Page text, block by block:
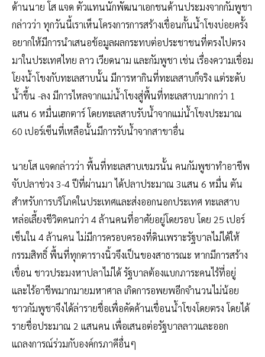
ด้านนาย โส แจด ตัวแทนนักพัฒนาเอกชนด้านประมงจากกัมพูชา
กล่าวว่า ทุกวันนี้เราเห็นโครงการการสร้างเขื่อนกั้นน้ำโขงบ่อยครั้ง
อยากให้มีการนำเสนอข้อมูลผลกระทบต่อประชาชนที่ตรงไปตรง
มาในประเทศไทย ลาว เวียดนาม และกัมพูชา เช่น เรื่องความเชื่อม
โยงน้ำโขงกับทะเลสาบนั้น มีการหากินที่ทะเลสาบก็จริง แต่ระดับ
น้ำขึ้น -ลง มีการไหลจากแม่น้ำโขงสู่พื้นที่ทะเลสาบมากกว่า 1
แสน 6 หมื่นเฮกตาร์ โดยทะเลสาบรับน้ำจากแม่น้ำโขงประมาณ
60 เปอร์เซ็นที่เหลือนั้นมีการรับน้ำจากสาขาอื่น
นายโส แจดกล่าวว่า พื้นที่ทะเลสาบเขมรนั้น คนกัมพูชาทำอาชีพ
จับปลาช่วง 3-4 ปีที่ผ่านมา ได้ปลาประมาณ 3แสน 6 หมื่น ตัน
สำหรับการบริโภคในประเทศและส่งออกนอกประเทศ ทะเลสาบ
หล่อเลี้ยงชีวิตคนกว่า 4 ล้านคนที่อาศัยอยู่โดยรอบ โดย 25 เปอร์
เซ็นใน 4 ล้านคน ไม่มีการครอบครองที่ดินเพราะรัฐบาลไม่ได้ให้
กรรมสิทธิ์ พื้นที่ทุกตารางนิ้วจึงเป็นของสาธารณะ หากมีการสร้าง
เขื่อน ชาวประมงหาปลาไม่ได้ รัฐบาลต้องแบกภาระคนไร้ที่อยู่
และไร้อาชีพมากมายมหาศาล เกิดการอพยพอีกจำนวนไม่น้อย
ชาวกัมพูชาจึงได้ล่ารายชื่อเพื่อคัดค้านเขื่อนน้ำโขงโดยตรง โดยได้
รายชื่อประมาณ 2 แสนคน เพื่อเสนอต่อรัฐบาลลาวและออก
แถลงการณ์ร่วมกับองค์กรภาคีอื่นๆ